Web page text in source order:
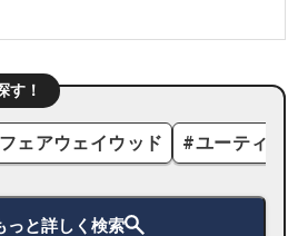
す！
フェアウェイウッド #ユーティリ
っと詳しく検索